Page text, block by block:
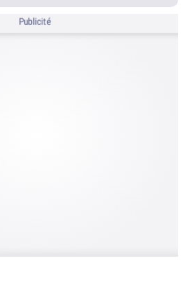
Publicité